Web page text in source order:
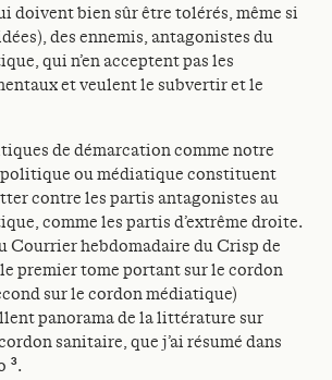
doivent bien sûr être tolérés, même si
des ennemis, antagonistes du
qui n’en acceptent pas les
et veulent le subvertir et le
de démarcation comme notre
ou médiatique constituent
contre les partis antagonistes au
comme les partis d’extrême droite.
Courrier hebdomadaire du Crisp de
premier tome portant sur le cordon
sur le cordon médiatique)
panorama de la littérature sur
sanitaire, que j’ai résumé dans
3.